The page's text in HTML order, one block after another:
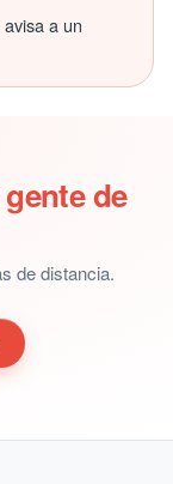
a un
gente de
de distancia.